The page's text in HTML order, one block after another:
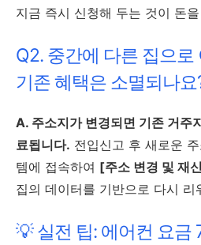
지금 즉시 신청해 두는 것이 돈
Q2. 중간에 다른 집으로
기존 혜택은 소멸되나요
A. 주소지가 변경되면 기존 거주
료됩니다. 전입신고 후 새로운
템에 접속하여 [주소 변경 및 재
집의 데이터를 기반으로 다시 리
💡 실전 팁: 에어컨 요금